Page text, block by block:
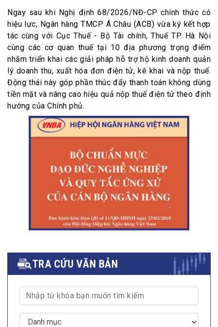
Ngay sau khi Nghị định 68/2026/NĐ-CP chính thức có
hiệu lực, Ngân hàng TMCP Á Châu (ACB) vừa ký kết hợp
tác cùng với Cục Thuế - Bộ Tài chính, Thuế TP. Hà Nội
cùng các cơ quan thuế tại 10 địa phương trọng điểm
nhằm triển khai các giải pháp hỗ trợ hộ kinh doanh quản
lý doanh thu, xuất hóa đơn điện tử, kê khai và nộp thuế.
Động thái này góp phần thúc đẩy thanh toán không dùng
tiền mặt và nâng cao hiệu quả nộp thuế điện tử theo định
hướng của Chính phủ.
TRA CỨU VĂN BẢN